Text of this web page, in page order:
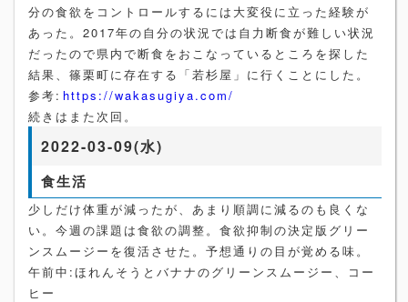
分の食欲をコントロールするには大変役に立った経験が
あった。2017年の自分の状況では自力断食が難しい状況
だったので県内で断食をおこなっているところを探した
結果、篠栗町に存在する「若杉屋」に行くことにした。
参考: https://wakasugiya.com/
続きはまた次回。
2022-03-09(水)
食生活
少しだけ体重が減ったが、あまり順調に減るのも良くな
い。今週の課題は食欲の調整。食欲抑制の決定版グリー
ンスムージーを復活させた。予想通りの目が覚める味。
午前中:ほれんそうとバナナのグリーンスムージー、コー
ヒー